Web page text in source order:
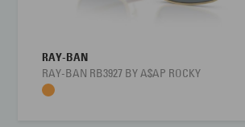
RAY-BAN
RAY-BAN RB3927 BY A$AP ROCKY